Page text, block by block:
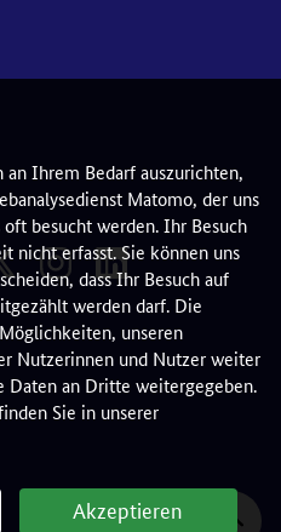
Ihrem Bedarf auszurichten,
Matomo, der uns
besucht werden. Ihr Besuch
nicht erfasst. Sie können uns
dass Ihr Besuch auf
werden darf. Die
unseren
Nutzerinnen und Nutzer weiter
Daten an Dritte weitergegeben.
Sie in unserer
Akzeptieren